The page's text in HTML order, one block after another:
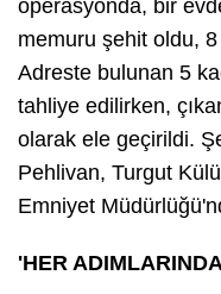
operasyonda, bir
memuru şehit oldu,
Adreste bulunan 5
tahliye edilirken,
olarak ele geçirildi.
Pehlivan, Turgut
Emniyet
'HER